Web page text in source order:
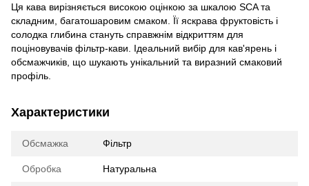
Ця кава вирізняється високою оцінкою за шкалою SCA та
складним, багатошаровим смаком. Її яскрава фруктовість і
солодка глибина стануть справжнім відкриттям для
поціновувачів фільтр-кави. Ідеальний вибір для кав'ярень і
обсмажчиків, що шукають унікальний та виразний смаковий
профіль.
Характеристики
Обсмажка Фільтр
Обробка Натуральна